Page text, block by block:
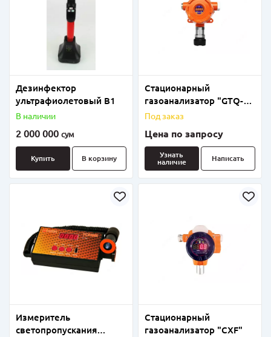
Дезинфектор
ультрафиолетовый В1
В наличии
2 000 000 сум
Купить В корзину
Стационарный
газоанализатор "GTQ-
BS02"
Под заказ
Цена по запросу
Узнать
наличие
Написать
Измеритель
светопропускания
Стационарный
газоанализатор "CXF"